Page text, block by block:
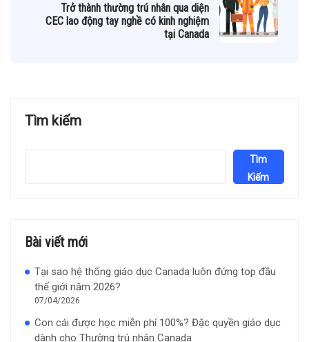
Trở thành thường trú nhân qua diện
CEC lao động tay nghề có kinh nghiệm
tại Canada
Tìm kiếm
Tìm
Kiếm
Bài viết mới
Tại sao hệ thống giáo dục Canada luôn đứng top đầu
thế giới năm 2026?
07/04/2026
Con cái được học miễn phí 100%? Đặc quyền giáo dục
dành cho Thường trú nhân Canada